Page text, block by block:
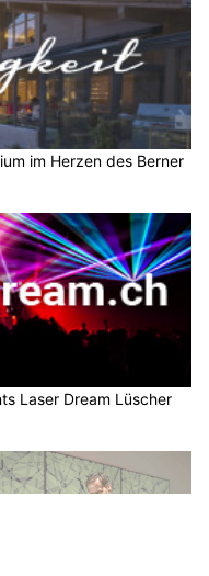
im Herzen des Berner
Laser Dream Lüscher